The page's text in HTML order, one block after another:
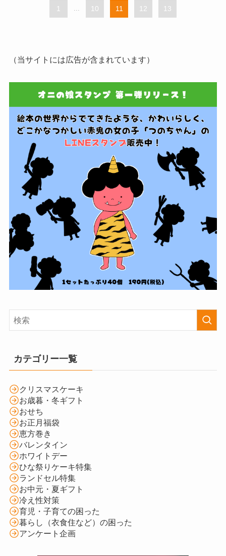
1 ... 10 11 12 13
（当サイトには広告が含まれています）
カテゴリー一覧
クリスマスケーキ
お歳暮・冬ギフト
おせち
お正月福袋
恵方巻き
バレンタイン
ホワイトデー
ひな祭りケーキ特集
ランドセル特集
お中元・夏ギフト
冷え性対策
育児・子育ての困った
暮らし（衣食住など）の困った
アンケート企画